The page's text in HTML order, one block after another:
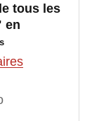
tous les
en